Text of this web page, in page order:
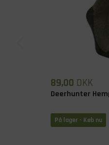
89,00 DKK
Deerhunter
På lager - Køb nu